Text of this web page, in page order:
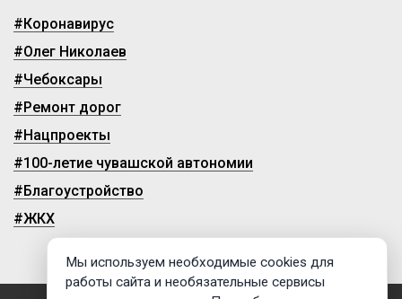
#Коронавирус
#Олег Николаев
#Чебоксары
#Ремонт дорог
#Нацпроекты
#100-летие чувашской автономии
#Благоустройство
#ЖКХ
Мы используем необходимые cookies для
работы сайта и необязательные сервисы